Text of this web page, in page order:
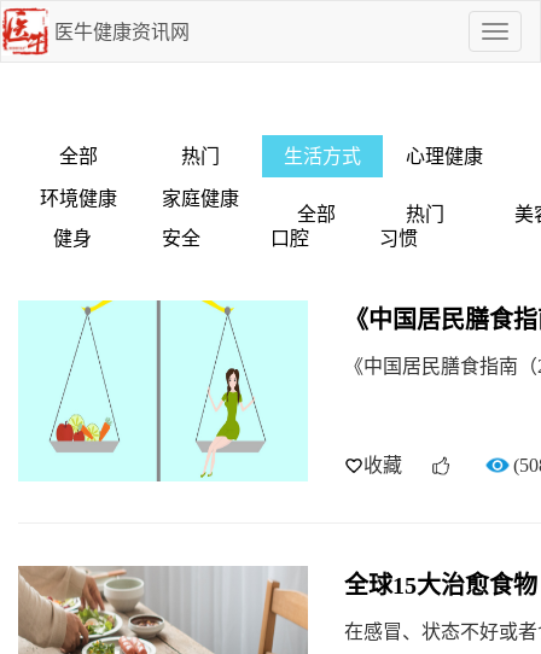
医牛健康资讯网
点
我
全部 热门 生活方式 心理健康
环境健康 家庭健康
全部 热门
美
健身
安全 口腔 习惯
《中国居民膳食
《中国居民膳食指南
收藏
全球15大治愈食
在感冒、状态不好或